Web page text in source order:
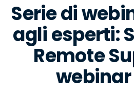
Serie di
agli esperti:
Remote
webinar